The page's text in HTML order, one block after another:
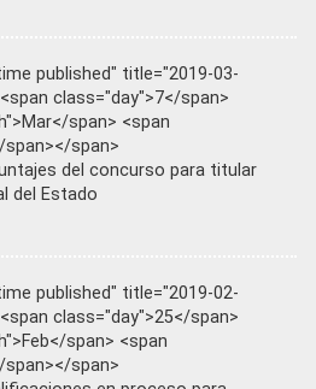
published" title="2019-03-
class="day">7</span>
span> <span
span>
del concurso para titular
del Estado
published" title="2019-02-
class="day">25</span>
span> <span
span>